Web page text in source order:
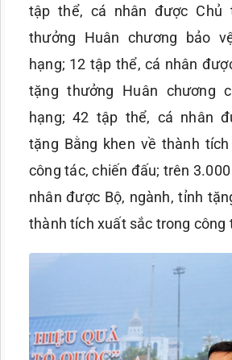
tập thể, cá nhân được Chủ
thưởng Huân chương bảo
hạng; 12 tập thể, cá nhân
tặng thưởng Huân chương
hạng; 42 tập thể, cá nhân
tặng Bằng khen về thành
công tác, chiến đấu; trên
nhân được Bộ, ngành, tỉnh
thành tích xuất sắc trong công